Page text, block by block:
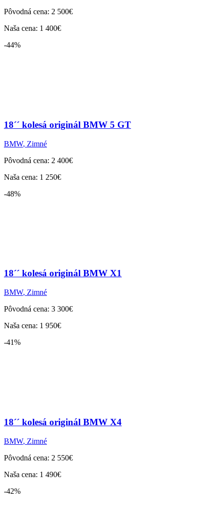
Pôvodná cena: 2 500€
Naša cena: 1 400€
-44%
18´´ kolesá originál BMW 5 GT
BMW, Zimné
Pôvodná cena: 2 400€
Naša cena: 1 250€
-48%
18´´ kolesá originál BMW X1
BMW, Zimné
Pôvodná cena: 3 300€
Naša cena: 1 950€
-41%
18´´ kolesá originál BMW X4
BMW, Zimné
Pôvodná cena: 2 550€
Naša cena: 1 490€
-42%